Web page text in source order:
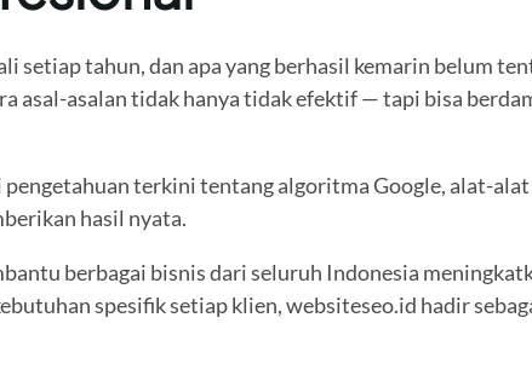
setiap tahun, dan apa yang berhasil kemarin belum
asal-asalan tidak hanya tidak efektif — tapi bisa
terkini tentang algoritma Google, alat-alat
hasil nyata.
berbagai bisnis dari seluruh Indonesia
spesifik setiap klien, websiteseo.id hadir